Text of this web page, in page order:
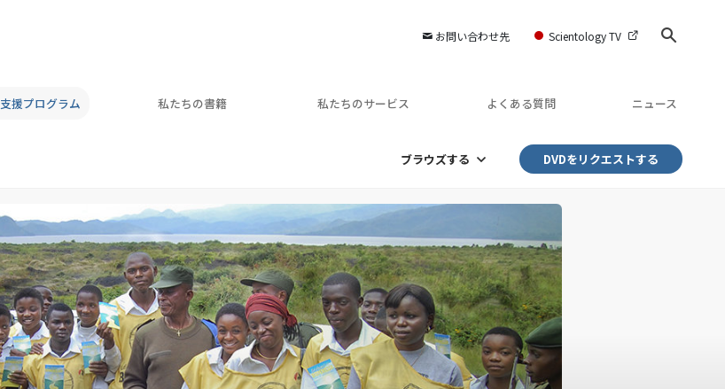
お問い合わせ先 Scientology TV
援プログラム 私たちの書籍 私たちのサービス よくある質問 ニュース
ブラウズする DVDをリクエストする